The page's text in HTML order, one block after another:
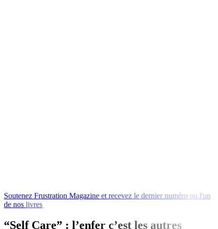
Soutenez Frustration Magazine et recevez le dernier numéro ou l'un
de nos livres
“Self Care” : l’enfer c’est les autres